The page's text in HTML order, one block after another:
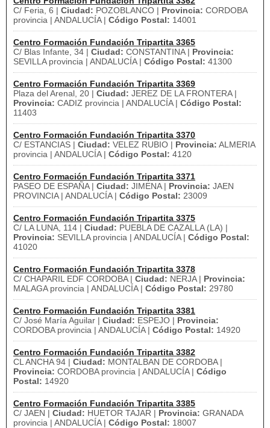
C/ Feria, 6 | Ciudad: POZOBLANCO | Provincia: CORDOBA
provincia | ANDALUCÍA | Código Postal: 14001
Centro Formación Fundación Tripartita 3365
C/ Blas Infante, 34 | Ciudad: CONSTANTINA | Provincia:
SEVILLA provincia | ANDALUCÍA | Código Postal: 41300
Centro Formación Fundación Tripartita 3369
Plaza del Arenal, 20 | Ciudad: JEREZ DE LA FRONTERA |
Provincia: CADIZ provincia | ANDALUCÍA | Código Postal:
11403
Centro Formación Fundación Tripartita 3370
C/ ESTANCIAS | Ciudad: VELEZ RUBIO | Provincia: ALMERIA
provincia | ANDALUCÍA | Código Postal: 4120
Centro Formación Fundación Tripartita 3371
PASEO DE ESPAÑA | Ciudad: JIMENA | Provincia: JAEN
PROVINCIA | ANDALUCÍA | Código Postal: 23009
Centro Formación Fundación Tripartita 3375
C/ LA LUNA, 114 | Ciudad: PUEBLA DE CAZALLA (LA) |
Provincia: SEVILLA provincia | ANDALUCÍA | Código Postal:
41020
Centro Formación Fundación Tripartita 3378
C/ CHAPARIL EDF CORDOBA | Ciudad: NERJA | Provincia:
MALAGA provincia | ANDALUCÍA | Código Postal: 29780
Centro Formación Fundación Tripartita 3381
C/ José María Aguilar | Ciudad: ESPEJO | Provincia:
CORDOBA provincia | ANDALUCÍA | Código Postal: 14920
Centro Formación Fundación Tripartita 3382
CL ANCHA 94 | Ciudad: MONTALBAN DE CORDOBA |
Provincia: CORDOBA provincia | ANDALUCÍA | Código
Postal: 14920
Centro Formación Fundación Tripartita 3385
C/ JAEN | Ciudad: HUETOR TAJAR | Provincia: GRANADA
provincia | ANDALUCÍA | Código Postal: 18007